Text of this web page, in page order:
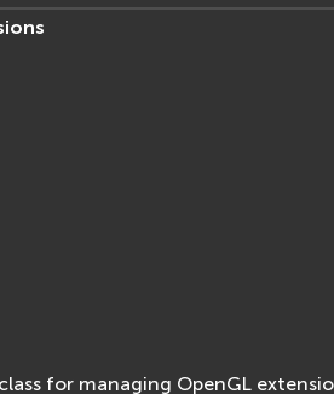
for managing OpenGL